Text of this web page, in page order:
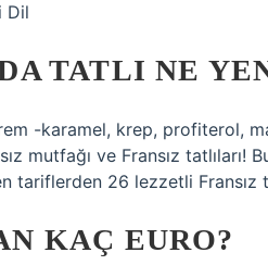
Dil
TATLI NE
​​-karamel, krep, profiterol,
mutfağı ve Fransız tatlıları!
tariflerden 26 lezzetli Fransız
KAÇ EURO?